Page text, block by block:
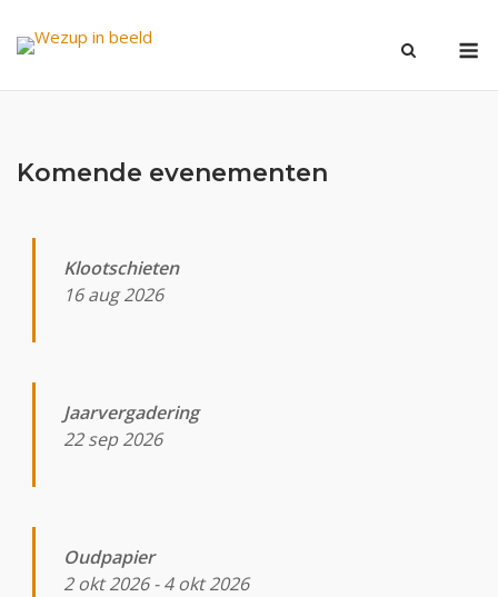
naar
inhoud
Komende evenementen
Klootschieten
16 aug 2026
Jaarvergadering
22 sep 2026
Oudpapier
2 okt 2026-4 okt 2026